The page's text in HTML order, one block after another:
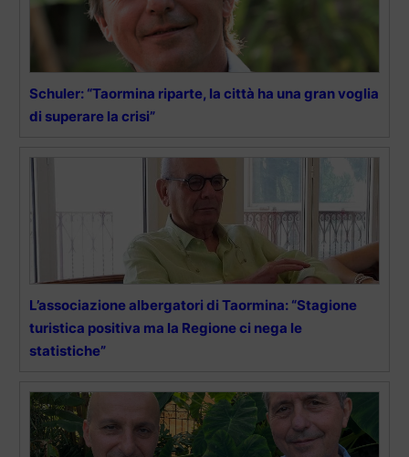
Schuler: “Taormina riparte, la città ha una gran voglia
di superare la crisi”
L’associazione albergatori di Taormina: “Stagione
turistica positiva ma la Regione ci nega le
statistiche”